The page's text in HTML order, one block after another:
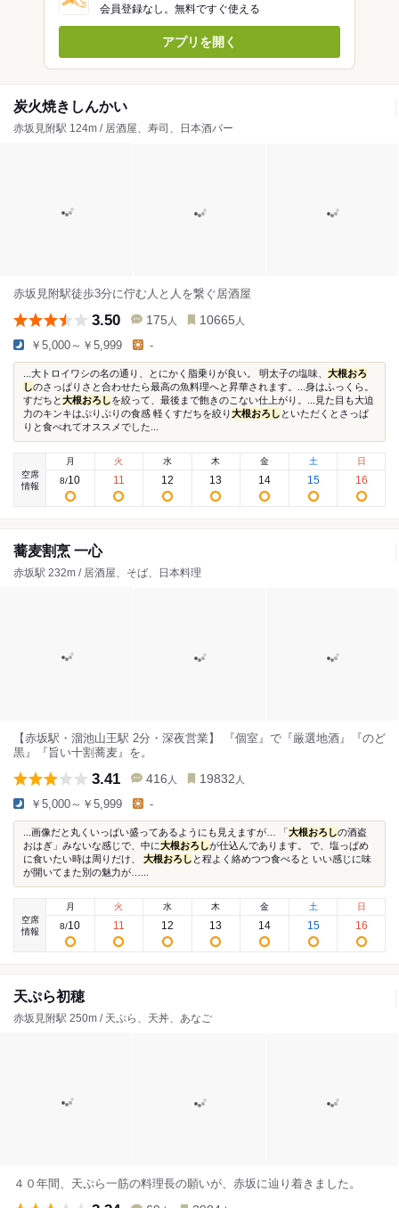
会員登録なし。無料ですぐ使える
アプリを開く
炭火焼きしんかい
赤坂見附駅 124m / 居酒屋、寿司、日本酒バー
赤坂見附駅徒歩3分に佇む人と人を繋ぐ居酒屋
3.50 175 人 10665 人
￥5,000～￥5,999 -
...大トロイワシの名の通り、とにかく脂乗りが良い。 明太子の塩味、 大根おろ
しのさっぱりさと合わせたら最高の魚料理へと昇華されます。...身はふっくら。
すだちと大根おろしを絞って、最後まで飽きのこない仕上がり。...見た目も大迫
力のキンキはぷりぷりの食感 軽くすだちを絞り大根おろし といただくとさっぱ
りと食べれてオススメでした...
空席
情報
月
8/10
火
11
水
12
木
13
金
14
土
15
日
16
蕎麦割烹 一心
赤坂駅 232m / 居酒屋、そば、日本料理
【赤坂駅・溜池山王駅 2分・深夜営業】 『個室』で『厳選地酒』『のど
黒』『旨い十割蕎麦』を。
3.41 416 人 19832 人
￥5,000～￥5,999 -
...画像だと丸くいっぱい盛ってあるようにも見えますが… 「 大根おろしの酒盗
おはぎ」みないな感じで、中に大根おろしが仕込んであります。 で、塩っぱめ
に食いたい時は周りだけ、 大根おろし と程よく絡めつつ食べると いい感じに味
が開いてまた別の魅力が…...
空席
情報
月
8/10
火
11
水
12
木
13
金
14
土
15
日
16
天ぷら初穂
赤坂見附駅 250m / 天ぷら、天丼、あなご
４０年間、天ぷら一筋の料理長の願いが、赤坂に辿り着きました。